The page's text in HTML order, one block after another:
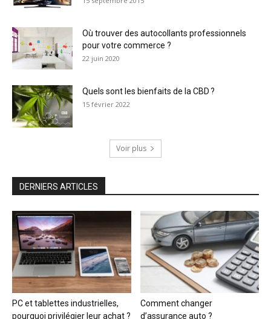
Où trouver des autocollants professionnels
pour votre commerce ?
22 juin 2020
Quels sont les bienfaits de la CBD ?
15 février 2022
Voir plus
DERNIERS ARTICLES
PC et tablettes industrielles,
pourquoi privilégier leur achat ?
Comment changer
d’assurance auto ?